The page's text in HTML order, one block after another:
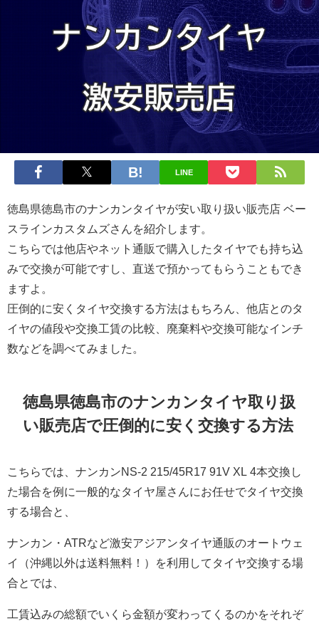
LINE
徳島県徳島市のナンカンタイヤが安い取り扱い販売店 ベー
スラインカスタムズさんを紹介します。
こちらでは他店やネット通販で購入したタイヤでも持ち込
みで交換が可能ですし、直送で預かってもらうこともでき
ますよ。
圧倒的に安くタイヤ交換する方法はもちろん、他店とのタ
イヤの値段や交換工賃の比較、廃棄料や交換可能なインチ
数などを調べてみました。
徳島県徳島市のナンカンタイヤ取り扱
い販売店で圧倒的に安く交換する方法
こちらでは、ナンカンNS-2 215/45R17 91V XL 4本交換し
た場合を例に一般的なタイヤ屋さんにお任せでタイヤ交換
する場合と、
ナンカン・ATRなど激安アジアンタイヤ通販のオートウェ
イ（沖縄以外は送料無料！）を利用してタイヤ交換する場
合とでは、
工賃込みの総額でいくら金額が変わってくるのかをそれぞ